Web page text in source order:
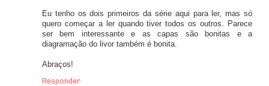
Eu tenho os dois primeiros da série aqui para ler, mas só
quero começar a ler quando tiver todos os outros. Parece
ser bem interessante e as capas são bonitas e a
diagramação do livor também é bonita.
Abraços!
Responder